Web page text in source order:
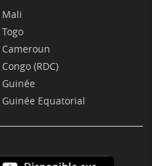
Mali
Togo
Cameroun
Congo (RDC)
Guinée
Guinée Equatorial